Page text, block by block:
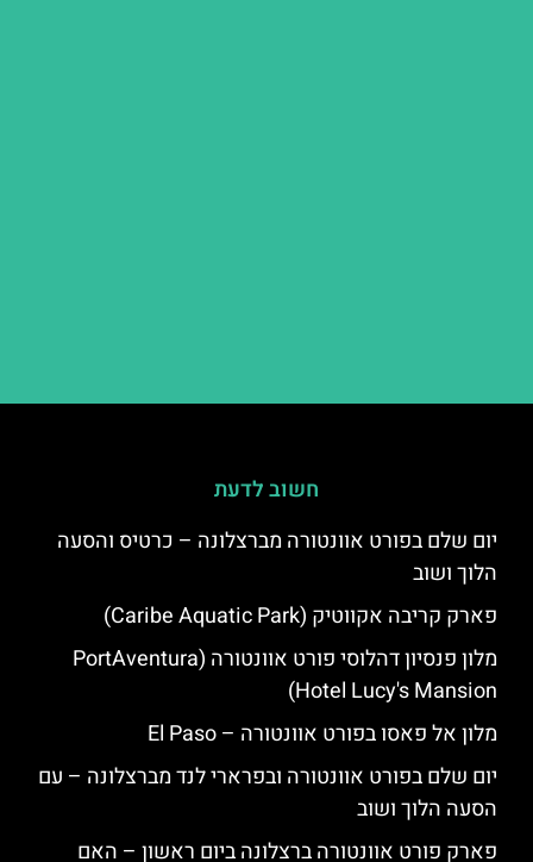
חשוב לדעת
יום שלם בפורט אוונטורה מברצלונה – כרטיס והסעה
הלוך ושוב
פארק קריבה אקווטיק (Caribe Aquatic Park)
מלון פנסיון דהלוסי פורט אוונטורה (PortAventura
Hotel Lucy's Mansion‬)
מלון אל פאסו בפורט אוונטורה – El Paso
יום שלם בפורט אוונטורה ובפרארי לנד מברצלונה – עם
הסעה הלוך ושוב
פארק פורט אוונטורה ברצלונה ביום ראשון – האם